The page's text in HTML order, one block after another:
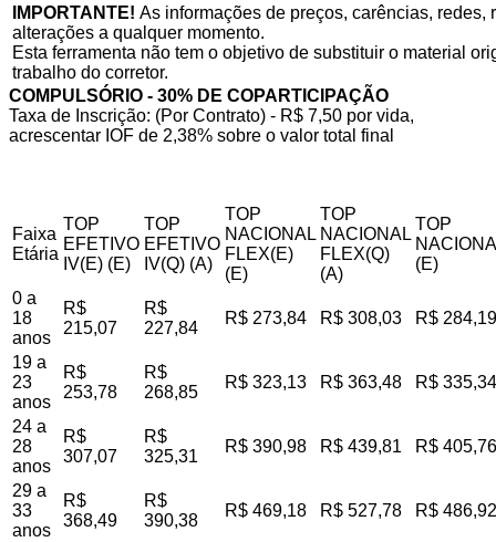
IMPORTANTE! As informações de preços, carências,
alterações a qualquer momento.
Esta ferramenta não tem o objetivo de substituir o material
trabalho do corretor.
COMPULSÓRIO - 30% DE COPARTICIPAÇÃO
Taxa de Inscrição: (Por Contrato) - R$ 7,50 por vida,
acrescentar IOF de 2,38% sobre o valor total final
Faixa
Etária
TOP
EFETIVO
IV(E) (E)
TOP
EFETIVO
IV(Q) (A)
TOP
NACIONAL
FLEX(E)
(E)
TOP
NACIONAL
FLEX(Q)
(A)
TOP
(E)
0 a
18
anos
R$
215,07
R$
227,84
R$ 273,84 R$ 308,03 R$ 284,19
19 a
23
anos
R$
253,78
R$
268,85
R$ 323,13 R$ 363,48 R$ 335,34
24 a
28
anos
R$
307,07
R$
325,31
R$ 390,98 R$ 439,81 R$ 405,76
29 a
33
anos
R$
368,49
R$
390,38
R$ 469,18 R$ 527,78 R$ 486,92